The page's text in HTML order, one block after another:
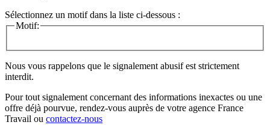
Sélectionnez un motif dans la liste ci-dessous :
Motif:
Nous vous rappelons que le signalement abusif est strictement
interdit.
Pour tout signalement concernant des informations inexactes ou une
offre déjà pourvue, rendez-vous auprès de votre agence France
Travail ou contactez-nous